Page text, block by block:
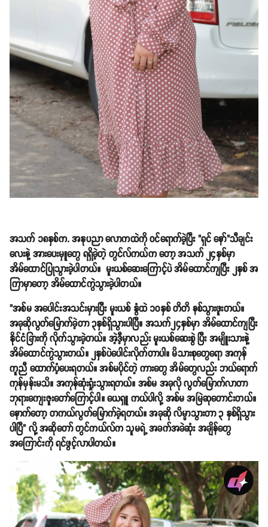
အသက် ၁၈နှစ်က. အနုပညာ လောကထဲကို ဝင်ရောက်ခဲ့ပြီး "ရှင် နော်"သီချင်း
လေးနဲ့ အားပေးမှူတွေ ရရှိခဲ့တဲ့ တွင်လ်ကယ်က တော့ အသက် ၂၄နှစ်မှာ
အိမ်ထောင်ပြုသွားခဲ့ပါတယ်။ မူးယစ်ဆေးကြောင့်ပဲ အိမ်ထောင်ကျပြီး ၂နှစ် အ
ကြာမှာတော့ အိမ်ထောင်ကွဲသွားခဲ့ပါတယ်။
"အစ်မ အပေါင်းအသင်းမှားပြီး မူးယစ် နွံထဲ ၁၀နှစ် တိတိ နစ်သွားဖူးတယ်။
အခုဆိုလွတ်မြောက်ခဲ့တာ ၃နှစ်ရှိသွားပါပြီ။ အသက်၂၄နှစ်မှာ အိမ်ထောင်ကျပြီး
နိုင်ငံခြားကို လိုက်သွားခဲ့တယ်။ အဲ့ဒီ့မှာလည်း မူးယစ်ဆေးစွဲ ပြီး အမျိူးသားနဲ့
အိမ်ထောင်ကွဲသွားတယ်။ ၂နှစ်ပဲပေါင်းလိုက်တာပါ။ မိသားစုတွေရော အကုန်
ကူညီ ထောက်ပံ့ပေးရတယ်။ အစ်မပိုင်တဲ့ ကားတွေ အိမ်တွေလည်း ဘယ်ရောက်
ကုန်မှန်းမသိ။ အကုန်ဆုံးရှုံးသွားရတယ်။ အစ်မ အခုလို လွတ်မြောက်လာတာ
ဘုရားကျေးဇူးတော်ကြောင့်ပါ။ ယေရှူ ကယ်ပါလို့ အစ်မ အမြဲဆုတောင်းတယ်။
နောက်တော့ တကယ်လွတ်မြောက်ခဲ့ရတယ်။ အခုဆို လိမ္မာသွားတာ ၃ နှစ်ရှိသွား
ပါပြီ" လို့ အဆိုတော် တွင်ကယ်လ်က သူမရဲ့ အခက်အခဲဆုံး အချိန်တွေ
အကြောင်းကို ရင်ဖွင့်လာပါတယ်။